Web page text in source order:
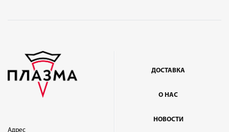
Адрес
ДОСТАВКА
О НАС
НОВОСТИ